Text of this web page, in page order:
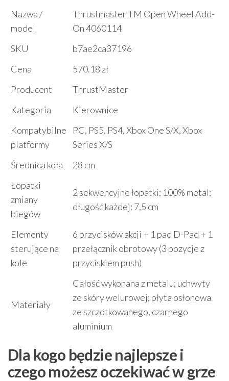
Nazwa /
model
Thrustmaster TM Open Wheel Add-
On 4060114
SKU
b7ae2ca37196
Cena
570.18 zł
Producent
ThrustMaster
Kategoria
Kierownice
Kompatybilne
platformy
PC, PS5, PS4, Xbox One S/X, Xbox
Series X/S
Średnica koła
28 cm
Łopatki
zmiany
biegów
2 sekwencyjne łopatki; 100% metal;
długość każdej: 7,5 cm
Elementy
sterujące na
kole
6 przycisków akcji + 1 pad D-Pad + 1
przełącznik obrotowy (3 pozycje z
przyciskiem push)
Materiały
Całość wykonana z metalu; uchwyty
ze skóry welurowej; płyta osłonowa
ze szczotkowanego, czarnego
aluminium
Dla kogo będzie najlepsze i
czego możesz oczekiwać w grze